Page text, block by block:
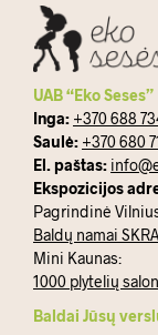
UAB “Eko Seses”
Inga: +370 688
Saulė: +370 680
El. paštas:
Ekspozicijos
Pagrindinė
Baldų namai
Mini Kaunas:
1000 plytelių
Baldai Jūsų